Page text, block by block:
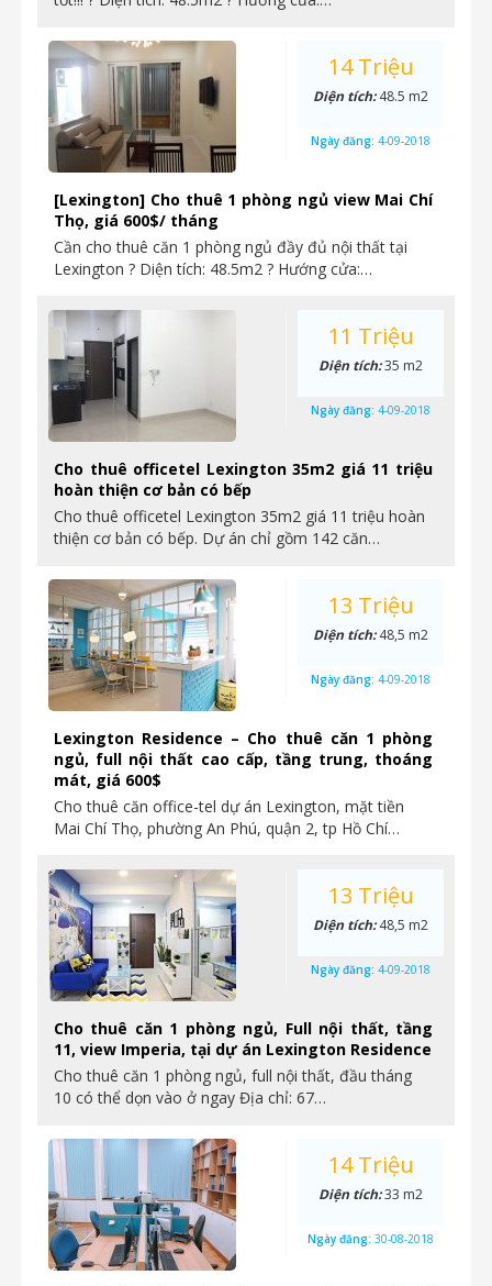
[Lexington] Cho thuê 1 phòng ngủ view Mai Chí
Thọ, giá 600$/ tháng
Cần cho thuê căn 1 phòng ngủ đầy đủ nội thất tại
Lexington ? Diện tích: 48.5m2 ? Hướng cửa:…
14 Triệu
Diện tích:48.5 m2
Ngày đăng: 4-09-2018
Cho thuê officetel Lexington 35m2 giá 11 triệu
hoàn thiện cơ bản có bếp
Cho thuê officetel Lexington 35m2 giá 11 triệu hoàn
thiện cơ bản có bếp. Dự án chỉ gồm 142 căn…
11 Triệu
Diện tích:35 m2
Ngày đăng: 4-09-2018
Lexington Residence – Cho thuê căn 1 phòng
ngủ, full nội thất cao cấp, tầng trung, thoáng
mát, giá 600$
Cho thuê căn office-tel dự án Lexington, mặt tiền
Mai Chí Thọ, phường An Phú, quận 2, tp Hồ Chí…
13 Triệu
Diện tích:48,5 m2
Ngày đăng: 4-09-2018
Cho thuê căn 1 phòng ngủ, Full nội thất, tầng
11, view Imperia, tại dự án Lexington Residence
Cho thuê căn 1 phòng ngủ, full nội thất, đầu tháng
10 có thể dọn vào ở ngay Địa chỉ: 67…
13 Triệu
Diện tích:48,5 m2
Ngày đăng: 4-09-2018
14 Triệu
Diện tích:33 m2
Ngày đăng: 30-08-2018